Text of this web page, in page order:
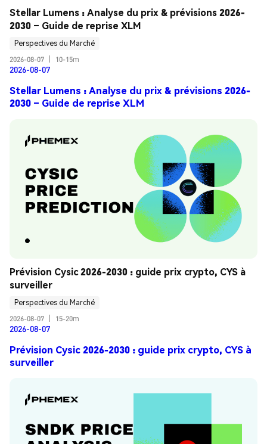
Stellar Lumens : Analyse du prix & prévisions 2026-
2030 – Guide de reprise XLM
Perspectives du Marché
2026-08-07
10-15m
2026-08-07
Stellar Lumens : Analyse du prix & prévisions 2026-
2030 – Guide de reprise XLM
Prévision Cysic 2026-2030 : guide prix crypto, CYS à
surveiller
Perspectives du Marché
2026-08-07
15-20m
2026-08-07
Prévision Cysic 2026-2030 : guide prix crypto, CYS à
surveiller